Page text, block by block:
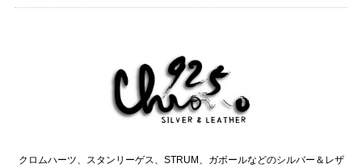
クロムハーツ、スタンリーゲス、STRUM、ガボールなどのシルバー＆レザ